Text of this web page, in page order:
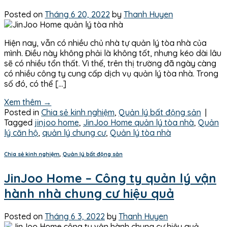
Posted on Tháng 6 20, 2022 by Thanh Huyen
Hiện nay, vẫn có nhiều chủ nhà tự quản lý tòa nhà của
mình. Điều này không phải là không tốt, nhưng kéo dài lâu
sẽ có nhiều tổn thất. Vì thế, trên thị trường đã ngày càng
có nhiều công ty cung cấp dịch vụ quản lý tòa nhà. Trong
số đó, có thể […]
Xem thêm →
Posted in Chia sẻ kinh nghiệm, Quản lý bất động sản |
Tagged jinjoo home, JinJoo Home quản lý tòa nhà, Quản
lý căn hộ, quản lý chung cư, Quản lý tòa nhà
Chia sẻ kinh nghiệm, Quản lý bất động sản
JinJoo Home – Công ty quản lý vận
hành nhà chung cư hiệu quả
Posted on Tháng 6 3, 2022 by Thanh Huyen